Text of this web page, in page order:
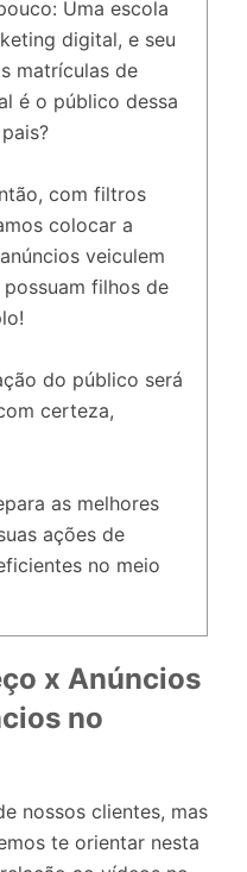
Uma escola
digital, e seu
matrículas de
é o público dessa
com filtros
colocar a
veiculem
filhos de
do público será
certeza,
as melhores
ações de
no meio
x Anúncios
no
nossos clientes, mas
te orientar nesta